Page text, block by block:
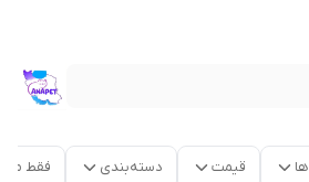
قیمت دسته‌بندی فقط